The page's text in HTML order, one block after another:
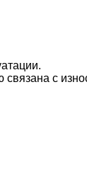
связана с